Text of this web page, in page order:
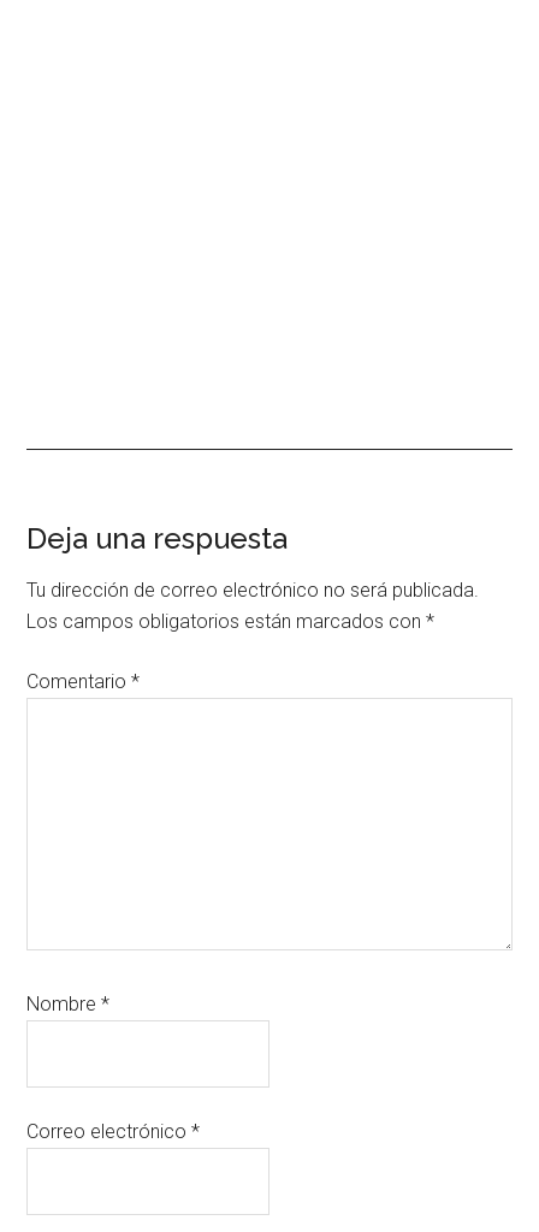
Interacciones
con
los
lectores
Deja una respuesta
Tu dirección de correo electrónico no será publicada.
Los campos obligatorios están marcados con*
Comentario*
Nombre*
Correo electrónico*